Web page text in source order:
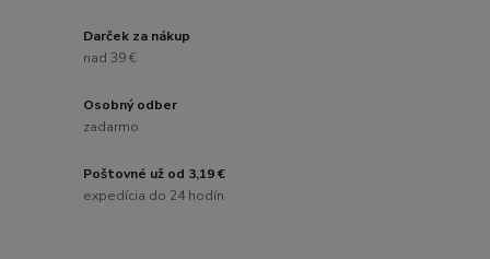
Darček za nákup
nad 39 €
Osobný odber
zadarmo
Poštovné už od 3,19 €
expedícia do 24 hodín